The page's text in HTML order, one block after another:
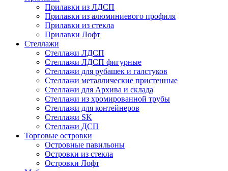
Прилавки из ЛДСП
Прилавки из алюминиевого профиля
Прилавки из стекла
Прилавки Лофт
Стеллажи
Стеллажи ЛДСП
Стеллажи ЛДСП фигурные
Стеллажи для рубашек и галстуков
Стеллажи металлические пристенные
Стеллажи для Архива и склада
Стеллажи из хромированной трубы
Стеллажи для контейнеров
Стеллажи SK
Стеллажи ДСП
Торговые островки
Островные павильоны
Островки из стекла
Островки Лофт